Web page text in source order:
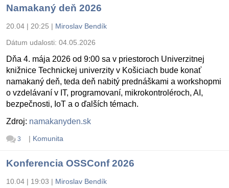
Namakaný deň 2026
20.04 | 20:25 | Miroslav Bendík
Dátum udalosti: 04.05.2026
Dňa 4. mája 2026 od 9:00 sa v priestoroch Univerzitnej
knižnice Technickej univerzity v Košiciach bude konať
namakaný deň, teda deň nabitý prednáškami a workshopmi
o vzdelávaní v IT, programovaní, mikrokontroléroch, AI,
bezpečnosti, IoT a o ďalších témach.
Zdroj: namakanyden.sk
3 | Komunita
Konferencia OSSConf 2026
10.04 | 19:03 | Miroslav Bendík